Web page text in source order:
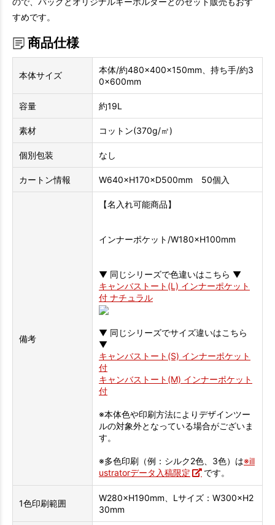
すめです。
商品仕様
本体サイズ
本体/約480×400×150mm、持ち手/約3
0×600mm
容量 約19L
素材 コットン(370g/㎡)
個別包装 なし
カートン情報 W640×H170×D500mm 50個入
備考
【名入れ可能商品】
インナーポケット/W180×H100mm
▼ 同じシリーズで色違いはこちら ▼
キャンバストート(L) インナーポケット
付 ナチュラル
▼ 同じシリーズでサイズ違いはこちら
▼
キャンバストート(S) インナーポケット
付
キャンバストート(M) インナーポケット
付
※本体色や印刷方法によりデザインツー
ルの対象外となっている場合がございま
す。
※多色印刷（例：シルク2色、3色）は※ill
ustratorデータ入稿限定
です。
1色印刷範囲
W280×H190mm、Lサイズ：W300×H2
30mm